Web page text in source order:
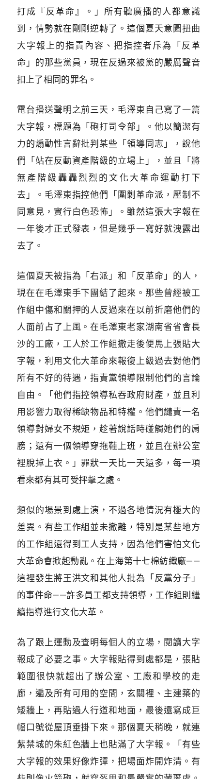
打成『反革命』。」所有聽廣播的人都意識
到，情勢就在剛剛逆轉了。這個夏天意圖扭曲
大字報上的指責內容、把指控者斥為「反革
命」的那些黨員，現在反過來被黨的嚴厲聲音
扣上了相同的罪名。
電台播送聲明之前三天，毛澤東自己寫了一篇
大字報，標題為「砲打司令部」。他以簡潔有
力的煽動性言辭批判某些「領導同志」，說他
們「站在反動資產階級的立場上」，並且「將
無產階級轟轟烈烈的文化大革命運動打下
去」。毛澤東指控他們「圍剿革命派，壓制不
同意見，實行白色恐怖」。雖然這張大字報在
一年後才正式發表，但是幾乎一寫好就洩露出
去了。
這個夏天被指為「右派」和「反革命」的人，
現在在毛澤東手下團結了起來。那些曾經被工
作組中傷和關押的人反過來在以前折磨他們的
人面前占了上風。在毛澤東老家湖南省省會長
沙的工廠，工人於工作組撤走後便馬上張貼大
字報，利用文化大革命來報復上級過去對他們
所有不好的待遇，指責黨領導限制他們的言論
自由。「他們指控領導私吞政府財產，並且利
用影響力取得稀缺物品和特權。他們譴責一名
領導對婦女不規矩，趁著說話時碰觸她們的肩
膀；還有一個領導穿拖鞋上班，並且在辦公室
裡脫掉上衣。」罪狀一天比一天還多，每一項
看來都有其可受抨擊之處。
類似的場景到處上演，不過各地情況有極大的
差異。有些工作組並未撤離，特別是某些地方
的工作組還得到工人支持，因為他們害怕文化
大革命會掀起動亂。在上海第十七棉紡織廠——
這裡發生將王洪文和其他人批為「反黨分子」
的事件命——許多員工都支持領導，工作組則繼
續指導進行文化大革。
為了跟上運動及查明每個人的立場，閱讀大字
報成了必要之事。大字報貼得到處都是，張貼
範圍很快就超出了辦公室、工廠和學校的走
廊，遍及所有可用的空間，玄關裡、主建築的
矮牆上，再貼過人行道和地面，最後還寫成巨
幅口號從屋頂垂掛下來。那個夏天稍晚，就連
紫禁城的朱紅色牆上也貼滿了大字報。「有些
大字報的效果好像炸彈，把場面炸開炸清。有